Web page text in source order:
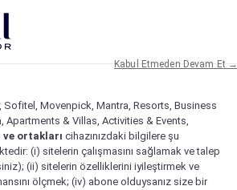
Sofitel, Movenpick, Mantra, Resorts, Business
& Villas, Activities & Events,
ortakları cihazınızdaki bilgilere şu
(i) sitelerin çalışmasını sağlamak ve talep
(ii) sitelerin özelliklerini iyileştirmek ve
ölçmek; (iv) abone olduysanız size bir
Kabul Etmeden Devam Et →